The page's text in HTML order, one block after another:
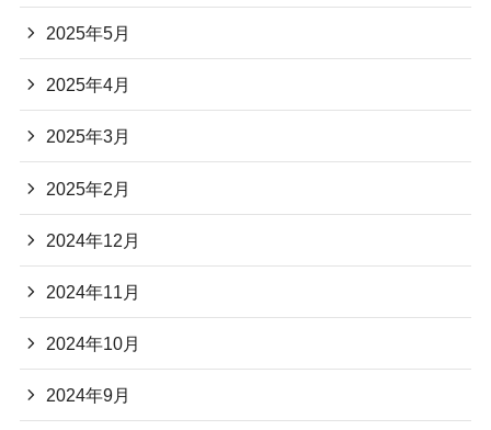
2025年5月
2025年4月
2025年3月
2025年2月
2024年12月
2024年11月
2024年10月
2024年9月